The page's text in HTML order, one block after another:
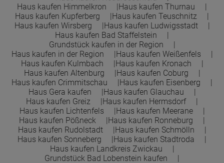
Haus kaufen Himmelkron
Haus kaufen Thurnau
Haus kaufen Kupferberg
Haus kaufen Teuschnitz
Haus kaufen Wirsberg
Haus kaufen Ludwigsstadt
Haus kaufen Bad Staffelstein
Grundstück kaufen in der Region
Haus kaufen in der Region
Haus kaufen Weißenfels
Haus kaufen Kulmbach
Haus kaufen Kronach
Haus kaufen Altenburg
Haus kaufen Coburg
Haus kaufen Crimmitschau
Haus kaufen Eisenberg
Haus Gera kaufen
Haus kaufen Glauchau
Haus kaufen Greiz
Haus kaufen Hermsdorf
Haus kaufen Lichtenfels
Haus kaufen Meerane
Haus kaufen Pößneck
Haus kaufen Ronneburg
Haus kaufen Rudolstadt
Haus kaufen Schmölln
Haus kaufen Sonneberg
Haus kaufen Stadtroda
Haus kaufen Landkreis Zwickau
Grundstück Bad Lobenstein kaufen